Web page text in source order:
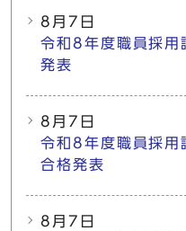
8月7日
令和8年度職員採用
発表
8月7日
令和8年度職員採用
合格発表
8月7日